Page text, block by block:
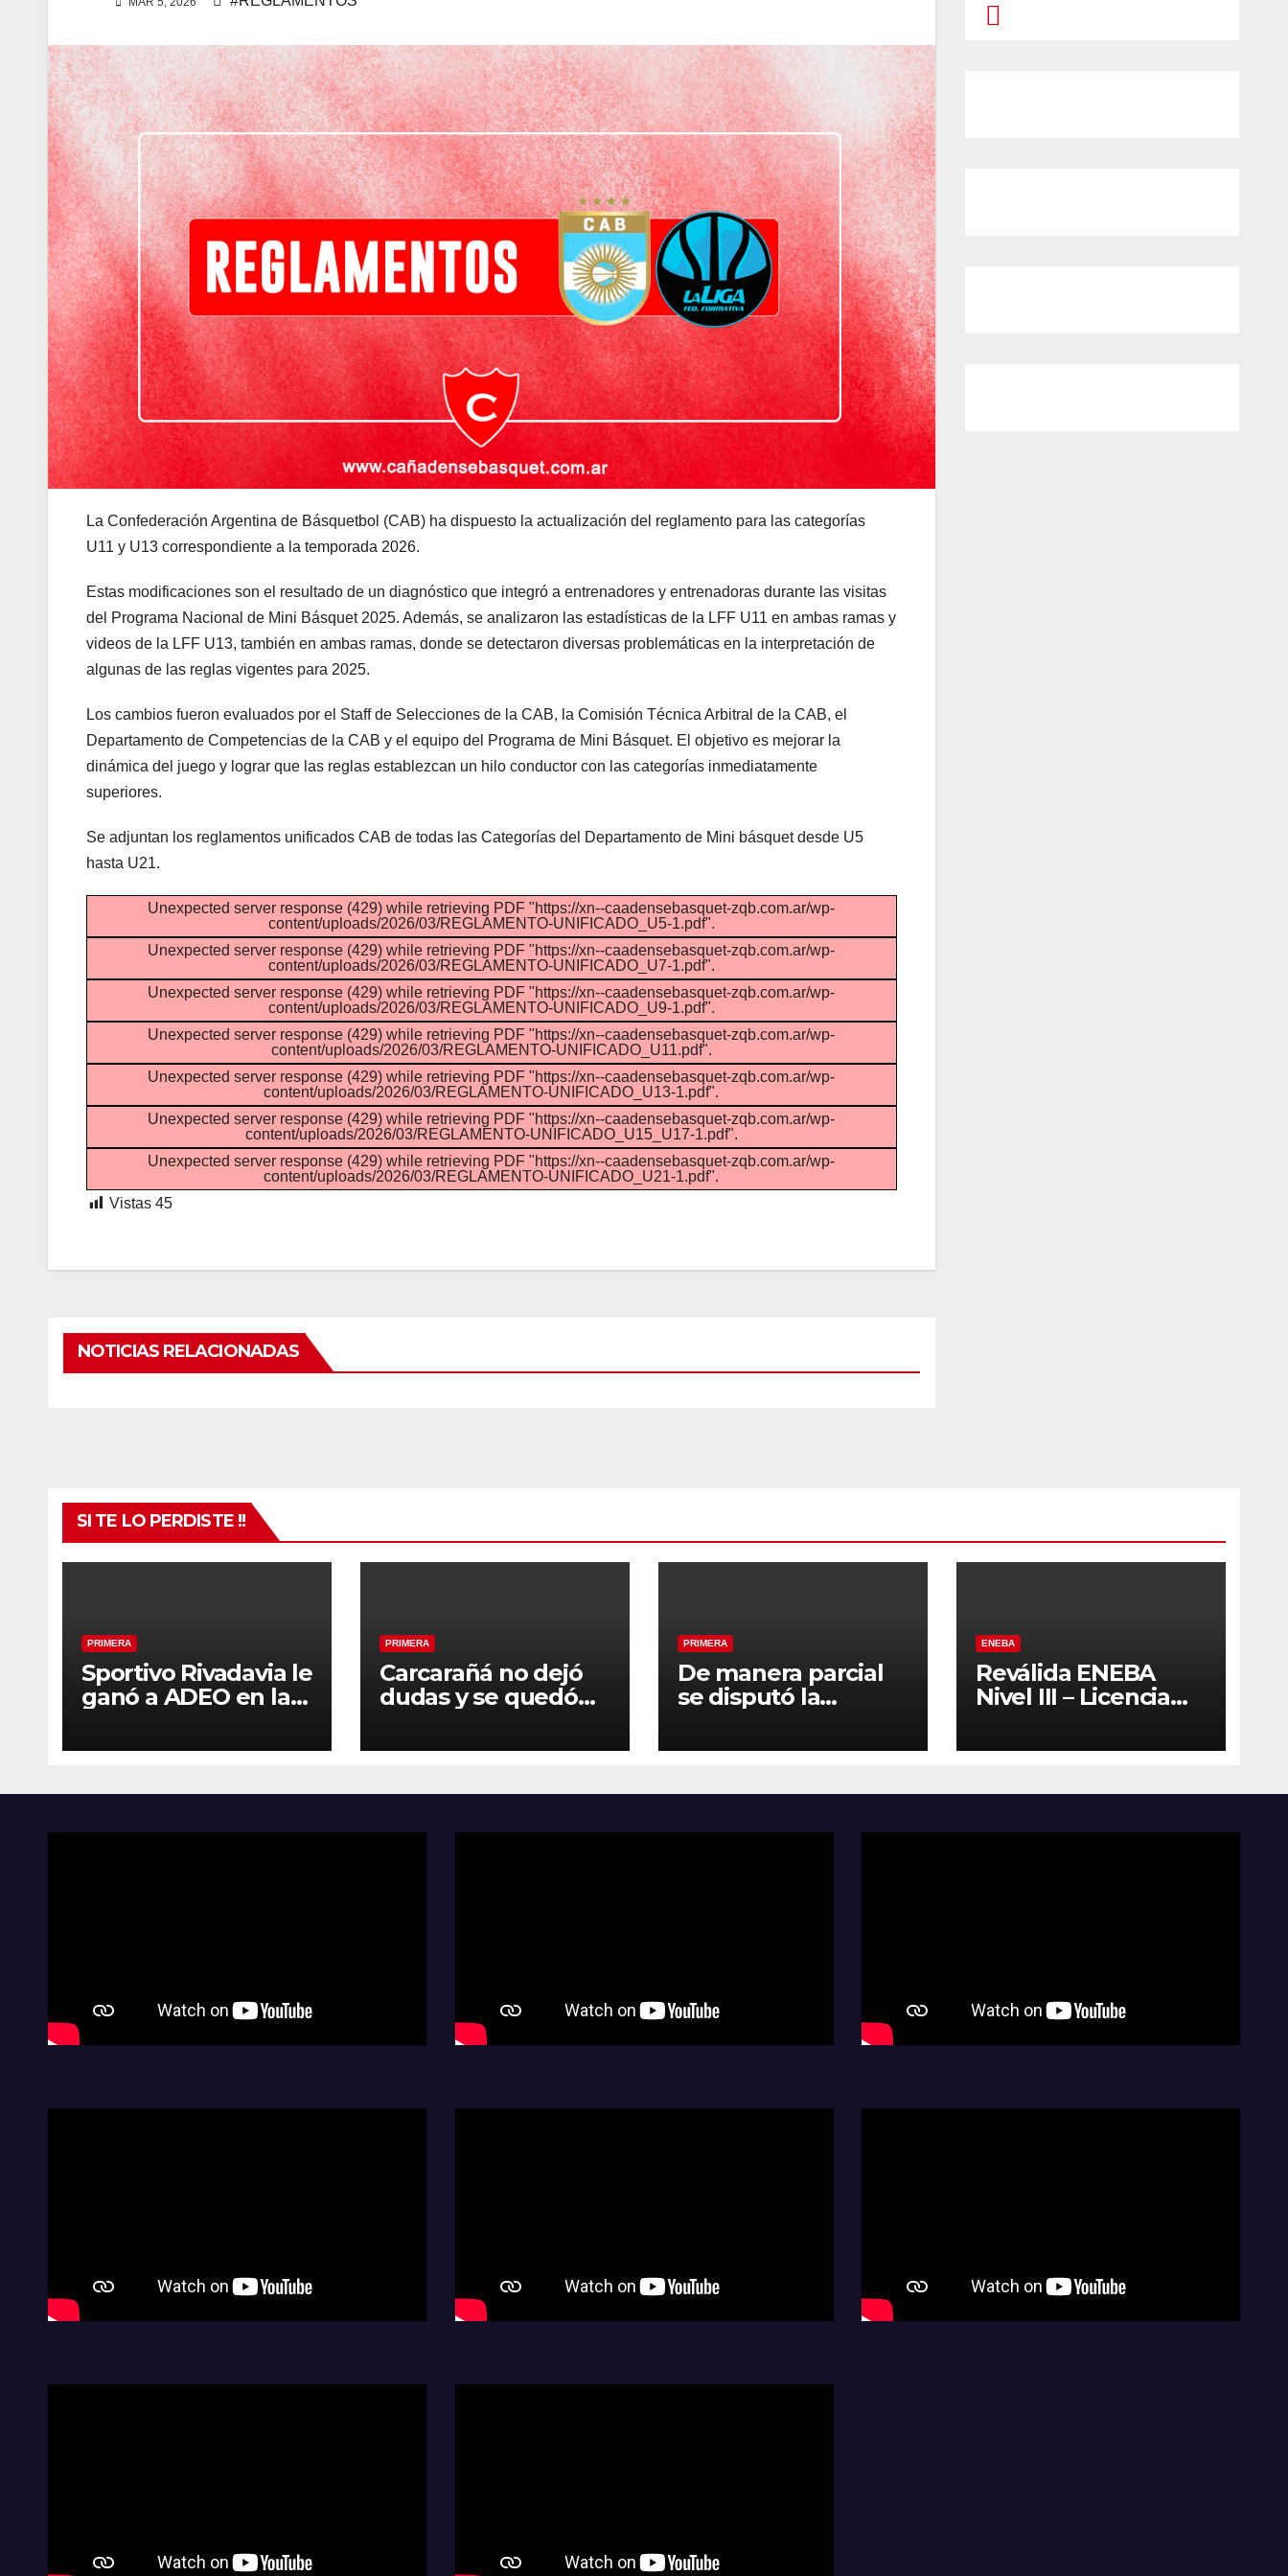
La Confederación Argentina de Básquetbol (CAB) ha dispuesto la actualización del reglamento para las categorías
U11 y U13 correspondiente a la temporada 2026.
Estas modificaciones son el resultado de un diagnóstico que integró a entrenadores y entrenadoras durante las visitas
del Programa Nacional de Mini Básquet 2025. Además, se analizaron las estadísticas de la LFF U11 en ambas ramas y
videos de la LFF U13, también en ambas ramas, donde se detectaron diversas problemáticas en la interpretación de
algunas de las reglas vigentes para 2025.
Los cambios fueron evaluados por el Staff de Selecciones de la CAB, la Comisión Técnica Arbitral de la CAB, el
Departamento de Competencias de la CAB y el equipo del Programa de Mini Básquet. El objetivo es mejorar la
dinámica del juego y lograr que las reglas establezcan un hilo conductor con las categorías inmediatamente
superiores.
Se adjuntan los reglamentos unificados CAB de todas las Categorías del Departamento de Mini básquet desde U5
hasta U21.
Unexpected server response (429) while retrieving PDF "https://xn--caadensebasquet-zqb.com.ar/wp-
content/uploads/2026/03/REGLAMENTO-UNIFICADO_U5-1.pdf".
Unexpected server response (429) while retrieving PDF "https://xn--caadensebasquet-zqb.com.ar/wp-
content/uploads/2026/03/REGLAMENTO-UNIFICADO_U7-1.pdf".
Unexpected server response (429) while retrieving PDF "https://xn--caadensebasquet-zqb.com.ar/wp-
content/uploads/2026/03/REGLAMENTO-UNIFICADO_U9-1.pdf".
Unexpected server response (429) while retrieving PDF "https://xn--caadensebasquet-zqb.com.ar/wp-
content/uploads/2026/03/REGLAMENTO-UNIFICADO_U11.pdf".
Unexpected server response (429) while retrieving PDF "https://xn--caadensebasquet-zqb.com.ar/wp-
content/uploads/2026/03/REGLAMENTO-UNIFICADO_U13-1.pdf".
Unexpected server response (429) while retrieving PDF "https://xn--caadensebasquet-zqb.com.ar/wp-
content/uploads/2026/03/REGLAMENTO-UNIFICADO_U15_U17-1.pdf".
Unexpected server response (429) while retrieving PDF "https://xn--caadensebasquet-zqb.com.ar/wp-
content/uploads/2026/03/REGLAMENTO-UNIFICADO_U21-1.pdf".
Vistas 45
NOTICIAS RELACIONADAS
Prompt Generator
SI TE LO PERDISTE !!
PRIMERA
Sportivo Rivadavia le
ganó a ADEO en la
PRIMERA
Carcarañá no dejó
dudas y se quedó
la segunda fecha
PRIMERA
De manera parcial
se disputó la
Clausura
ENEBA
Reválida ENEBA
Nivel III – Licencia